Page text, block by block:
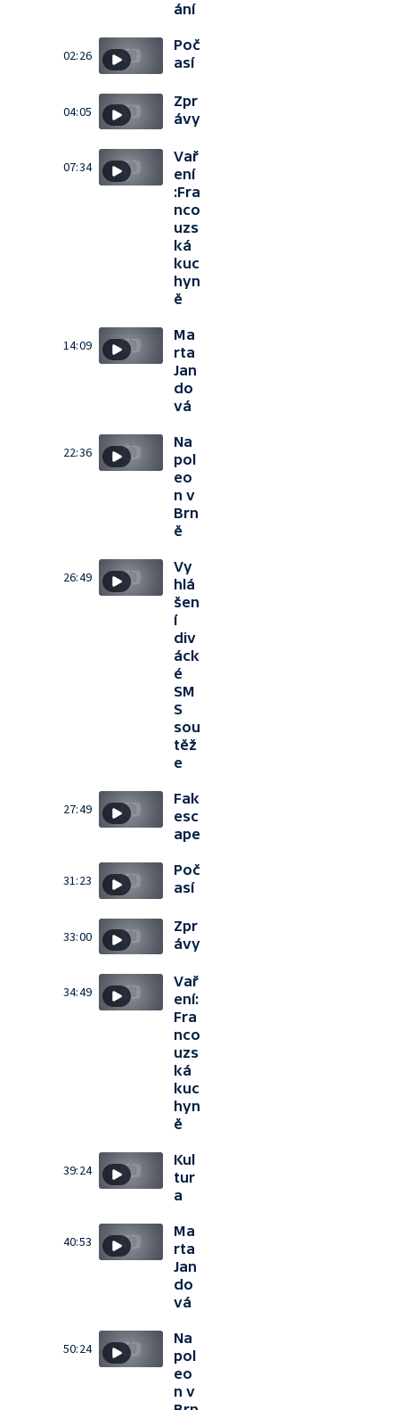
ání
02:26
Poč
así
04:05
Zpr
ávy
07:34
Vař
ení
:Fra
nco
uzs
ká
kuc
hyn
ě
14:09
Ma
rta
Jan
do
vá
22:36
Na
pol
eo
n v
Brn
ě
26:49
Vy
hlá
šen
í
div
áck
é
SM
S
sou
těž
e
27:49
Fak
esc
ape
31:23
Poč
así
33:00
Zpr
ávy
34:49
Vař
ení:
Fra
nco
uzs
ká
kuc
hyn
ě
39:24
Kul
tur
a
40:53
Ma
rta
Jan
do
vá
50:24
Na
pol
eo
n v